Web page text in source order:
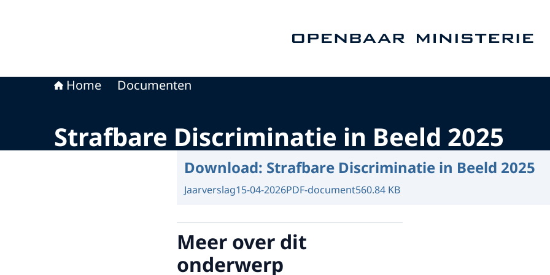
Home Documenten
Strafbare Discriminatie in Beeld 2025
Download: Strafbare Discriminatie in Beeld 2025
Jaarverslag15-04-2026PDF-document560.84 KB
Meer over dit
onderwerp